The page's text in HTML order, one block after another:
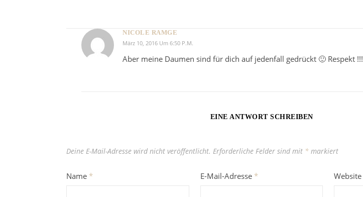
NICOLE RAMGE
März 10, 2016 Um 6:50 P.m.
Aber meine Daumen sind für dich auf jedenfall gedrückt 🙂 Respekt !!!
EINE ANTWORT SCHREIBEN
Deine E-Mail-Adresse wird nicht veröffentlicht. Erforderliche Felder sind mit * markiert
Name * E-Mail-Adresse * Website